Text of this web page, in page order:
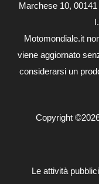
Marchese 10,
Motomondiale.it
viene aggiornato
considerarsi un
Copyright
Le attività